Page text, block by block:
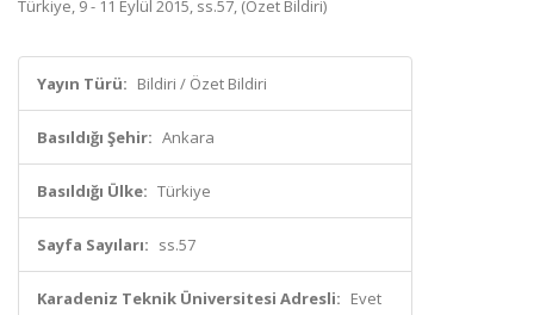
Türkiye, 9 - 11 Eylül 2015, ss.57, (Özet Bildiri)
Yayın Türü: Bildiri / Özet Bildiri
Basıldığı Şehir: Ankara
Basıldığı Ülke: Türkiye
Sayfa Sayıları: ss.57
Karadeniz Teknik Üniversitesi Adresli: Evet